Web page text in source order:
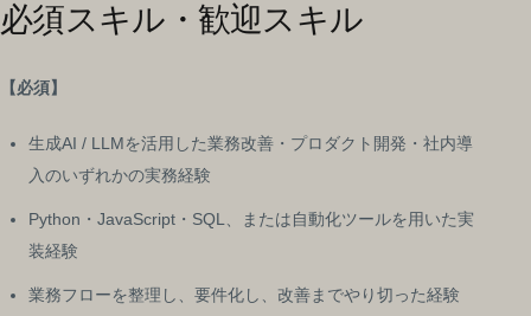
必須スキル・歓迎スキル
【必須】
生成AI / LLMを活用した業務改善・プロダクト開発・社内導
入のいずれかの実務経験
Python・JavaScript・SQL、または自動化ツールを用いた実
装経験
業務フローを整理し、要件化し、改善までやり切った経験